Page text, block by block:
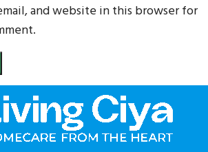
and website in this browser for